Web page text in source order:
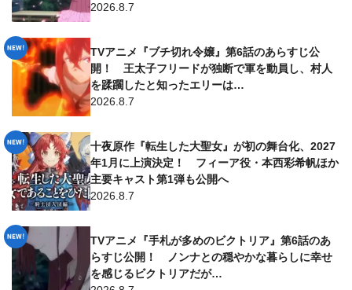
2026.8.7
TVアニメ『ブチ切れ令嬢』第6話のあらすじ公
開！ 王太子フリードが独断で軍を動員し、村人
を蹂躙したと知ったエリーは…
2026.8.7
十夜原作『転生した大聖女』が初の舞台化、2027
年1月に上演決定！ フィーア役・本西彩希帆ほか
主要キャスト第1弾も公開へ
2026.8.7
TVアニメ『手札が多めのビクトリア』第6話のあ
らすじ公開！ ノンナとの穏やかな暮らしに幸せ
を感じるビクトリアだが…